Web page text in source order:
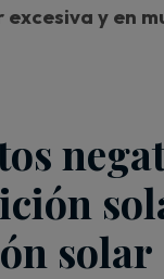
y en
solar